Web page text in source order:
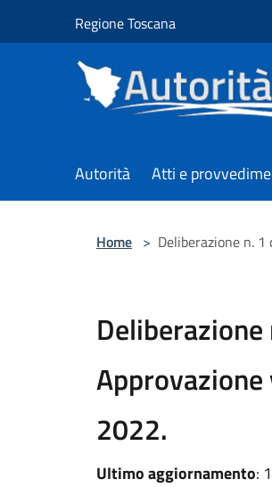
Regione Toscana
Autorità Atti e
Home > Deliberazione n.
2022.
Ultimo aggiornamento: